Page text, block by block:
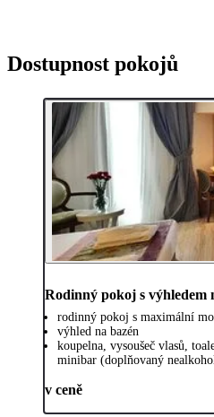
Dostupnost pokojů
Rodinný pokoj s výhledem
rodinný pokoj s maximální
výhled na bazén
koupelna, vysoušeč vlasů,
minibar (doplňovaný
v ceně